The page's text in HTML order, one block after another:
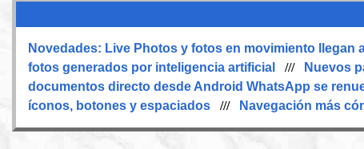
Novedades: Live Photos y fotos en movimiento llegan
fotos generados por inteligencia artificial
/// Nuevos
documentos directo desde Android WhatsApp se
íconos, botones y espaciados /// Navegación más